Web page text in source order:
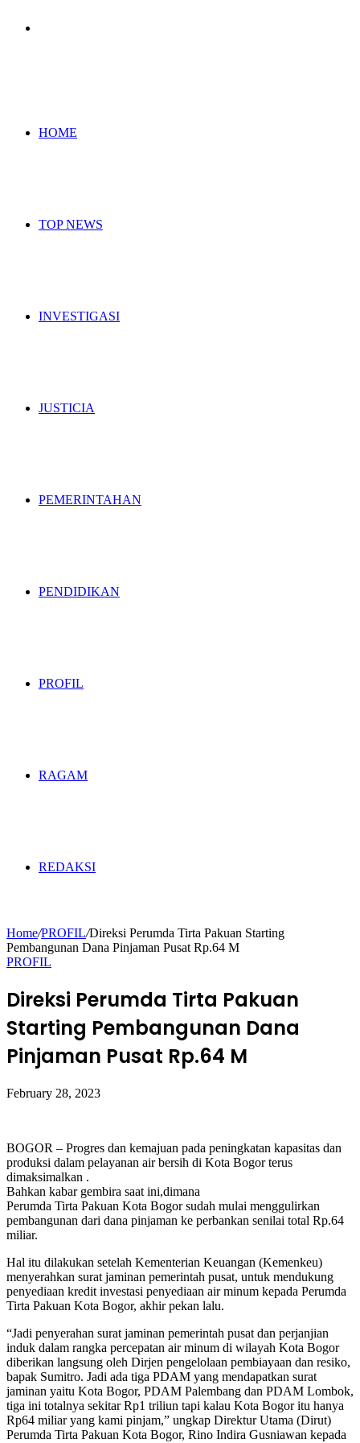
HOME
TOP NEWS
INVESTIGASI
JUSTICIA
PEMERINTAHAN
PENDIDIKAN
PROFIL
RAGAM
REDAKSI
Home/PROFIL/Direksi Perumda Tirta Pakuan Starting
Pembangunan Dana Pinjaman Pusat Rp.64 M
PROFIL
Direksi Perumda Tirta Pakuan
Starting Pembangunan Dana
Pinjaman Pusat Rp.64 M
February 28, 2023
BOGOR – Progres dan kemajuan pada peningkatan kapasitas dan
produksi dalam pelayanan air bersih di Kota Bogor terus
dimaksimalkan .
Bahkan kabar gembira saat ini,dimana
Perumda Tirta Pakuan Kota Bogor sudah mulai menggulirkan
pembangunan dari dana pinjaman ke perbankan senilai total Rp.64
miliar.
Hal itu dilakukan setelah Kementerian Keuangan (Kemenkeu)
menyerahkan surat jaminan pemerintah pusat, untuk mendukung
penyediaan kredit investasi penyediaan air minum kepada Perumda
Tirta Pakuan Kota Bogor, akhir pekan lalu.
“Jadi penyerahan surat jaminan pemerintah pusat dan perjanjian
induk dalam rangka percepatan air minum di wilayah Kota Bogor
diberikan langsung oleh Dirjen pengelolaan pembiayaan dan resiko,
bapak Sumitro. Jadi ada tiga PDAM yang mendapatkan surat
jaminan yaitu Kota Bogor, PDAM Palembang dan PDAM Lombok,
tiga ini totalnya sekitar Rp1 triliun tapi kalau Kota Bogor itu hanya
Rp64 miliar yang kami pinjam,” ungkap Direktur Utama (Dirut)
Perumda Tirta Pakuan Kota Bogor, Rino Indira Gusniawan kepada